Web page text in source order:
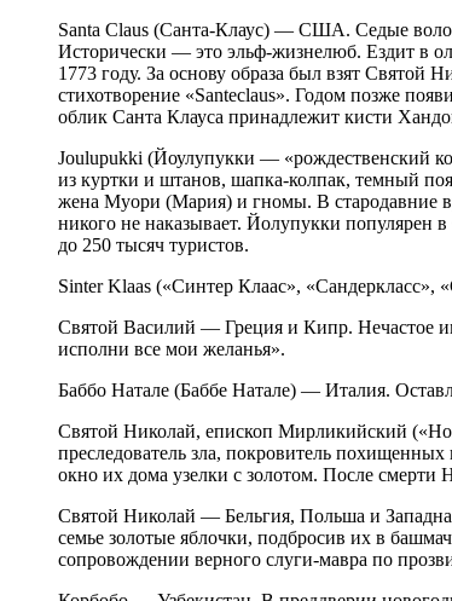
Santa Claus (Санта-Клаус) — США. Седые
Исторически — это эльф-жизнелюб. Ездит в
1773 году. За основу образа был взят
стихотворение «Santeclaus». Годом позже
облик Санта Клауса принадлежит кисти
Joulupukki (Йоулупукки — «рождественский
из куртки и штанов, шапка-колпак, темный
жена Муори (Мария) и гномы. В стародавние
никого не наказывает. Йолупукки
до 250 тысяч туристов.
Sinter Klaas («Синтер Клаас»,
Святой Василий — Греция и Кипр. Нечастое
исполни все мои желанья».
Баббо Натале (Баббе Натале) — Италия.
Святой Николай, епископ Мирликийский
преследователь зла, покровитель
окно их дома узелки с золотом. После смерти
Святой Николай — Бельгия, Польша и
семье золотые яблочки, подбросив их в
сопровождении верного слуги-мавра по